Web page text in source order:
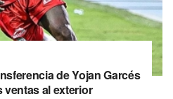
de Yojan Garcés
al exterior